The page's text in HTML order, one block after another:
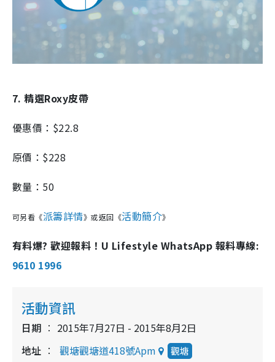
7. 精選Roxy皮帶
優惠價：$22.8
原價：$228
數量：50
可另看《派籌詳情》或返回《活動簡介》
有料爆? 歡迎報料！U Lifestyle WhatsApp 報料專線:
9610 1996
活動資訊
日期
2015年7月27日 - 2015年8月2日
地址
觀塘觀塘道418號Apm 觀塘